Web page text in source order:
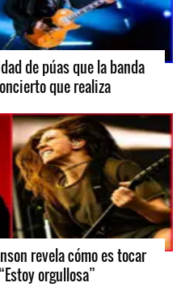
de púas que la banda
que realiza
revela cómo es tocar
orgullosa”